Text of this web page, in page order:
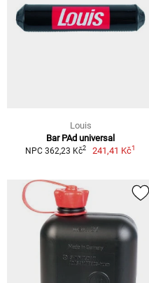
Louis
Bar PAd universal
NPC 362,23 Kč2 241,41 Kč1